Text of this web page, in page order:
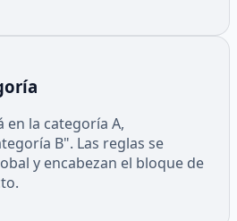
en la categoría A,
B". Las reglas se
y encabezan el bloque de